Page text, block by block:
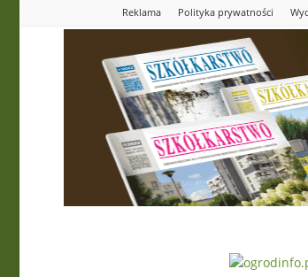
Reklama Polityka prywatności